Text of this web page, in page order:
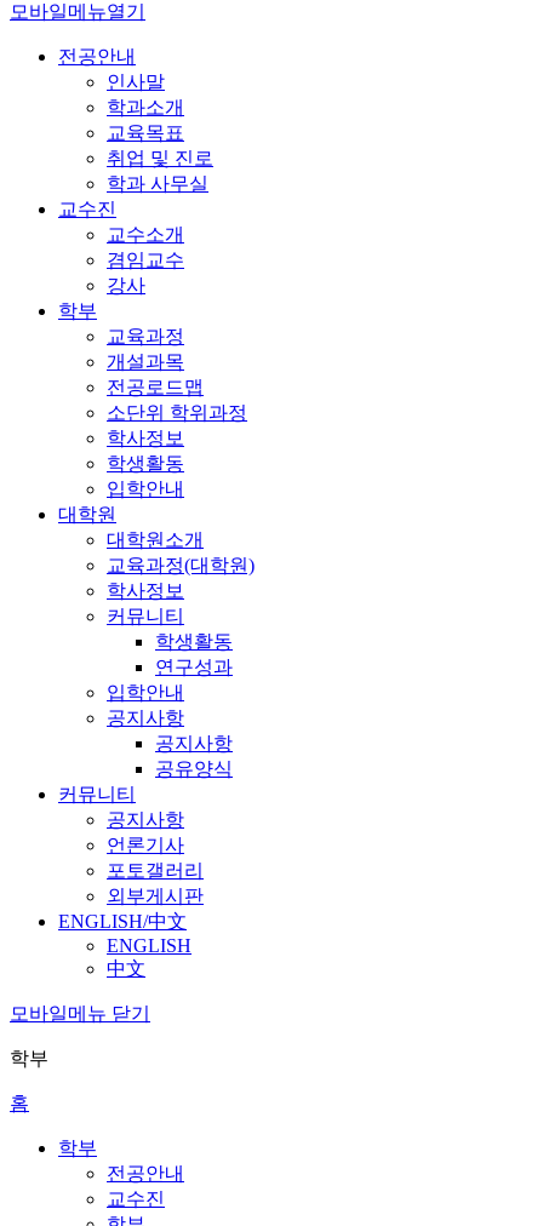
모바일메뉴열기
전공안내
인사말
학과소개
교육목표
취업 및 진로
학과 사무실
교수진
교수소개
겸임교수
강사
학부
교육과정
개설과목
전공로드맵
소단위 학위과정
학사정보
학생활동
입학안내
대학원
대학원소개
교육과정(대학원)
학사정보
커뮤니티
학생활동
연구성과
입학안내
공지사항
공지사항
공유양식
커뮤니티
공지사항
언론기사
포토갤러리
외부게시판
ENGLISH/中文
ENGLISH
中文
모바일메뉴 닫기
학부
홈
학부
전공안내
교수진